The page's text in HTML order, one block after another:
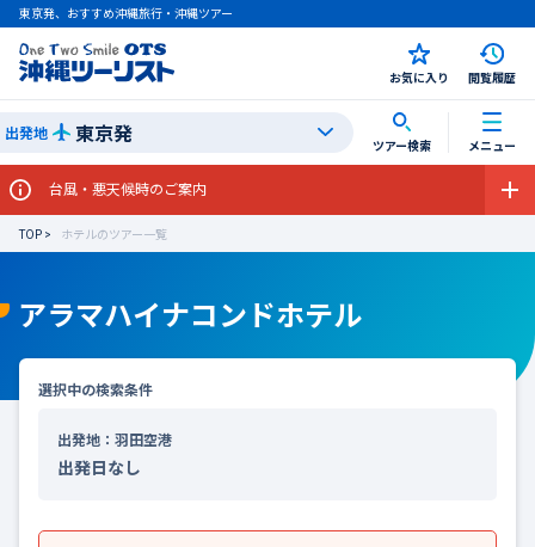
東京発、おすすめ沖縄旅行・沖縄ツアー
お気に入り 閲覧履歴
出発地 東京発 ツアー検索 メニュー
台風・悪天候時のご案内
TOP ホテルのツアー一覧
アラマハイナコンドホテル
選択中の検索条件
出発地：羽田空港
出発日なし